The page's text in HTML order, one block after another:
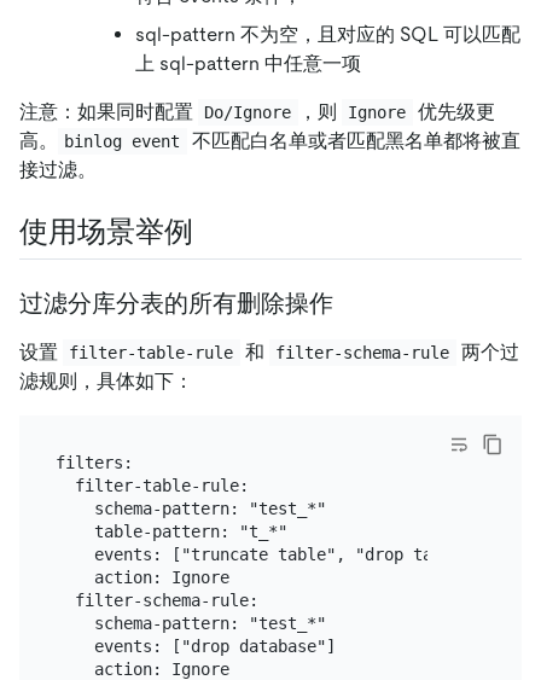
sql-pattern 不为空，且对应的 SQL 可以匹配
上 sql-pattern 中任意一项
注意：如果同时配置 Do/Ignore ，则 Ignore
优先级更
高。
binlog event
不匹配白名单或者匹配黑名单都将被直
接过滤。
使用场景举例
过滤分库分表的所有删除操作
设置 filter-table-rule 和 filter-schema-rule
两个过
滤规则，具体如下：
filters:
  filter-table-rule:
    schema-pattern: "test_*"
    table-pattern: "t_*"
events: ["truncate table", "drop table",
    action: Ignore
  filter-schema-rule:
    schema-pattern: "test_*"
    events: ["drop database"]
    action: Ignore